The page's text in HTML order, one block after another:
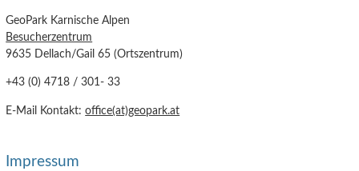
GeoPark Karnische Alpen
Besucherzentrum
9635 Dellach/Gail 65 (Ortszentrum)
+43 (0) 4718 / 301- 33
E-Mail Kontakt:office(at)geopark.at
Impressum